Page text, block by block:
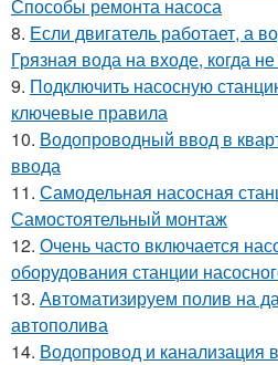
Способы ремонта насоса
8. Если двигатель работает, а
Грязная вода на входе, когда
9. Подключить насосную
ключевые правила
10. Водопроводный ввод в
ввода
11. Самодельная насосная
Самостоятельный монтаж
12. Очень часто включается
оборудования станции
13. Автоматизируем полив на
автополива
14. Водопровод и канализация